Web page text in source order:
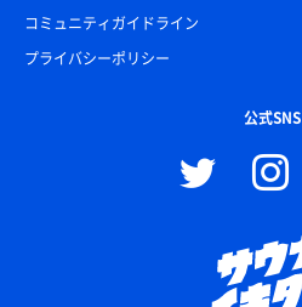
コミュニティガイドライン
プライバシーポリシー
公式SNS